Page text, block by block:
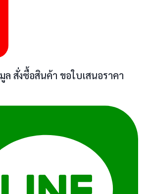
ล สั่งซื้อสินค้า ขอใบเสนอราคา